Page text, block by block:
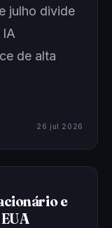
julho divide
de alta
26 jul 2026
e